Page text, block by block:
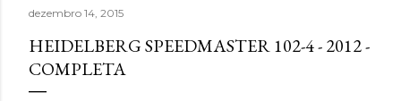
dezembro 14, 2015
HEIDELBERG SPEEDMASTER 102-4 - 2012 -
COMPLETA